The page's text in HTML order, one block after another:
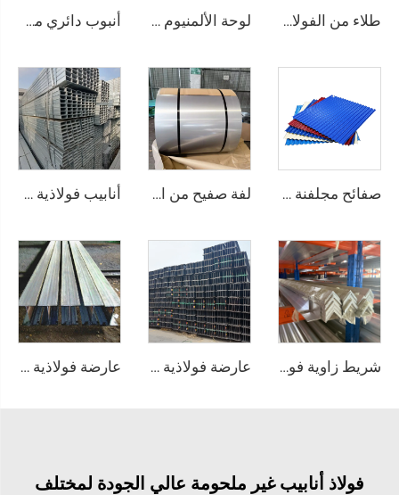
طلاء من الفولاذ الكربوني المطاط الساخن لوحة الألمنيوم المستوية أنبوب دائري من الصلب الكربوني، أنبوب أسود مدرفل على الساخن، ASTM AISI
صفائح مجلفنة مموجة، صفحات تسقيف مطلية بالألوان لفة صفيح من الفولاذ المقاوم للصدأ، لوحة فولاذية من الصلب المقاوم للصدأ أنابيب فولاذية ملحومة مخصصة من الفولاذ المقاوم للصدأ
شريط زاوية فولاذي بملف ألومنيوم عارضة فولاذية من الصلب الكربوني A36 عارضة فولاذية مغلفنة من الصلب A36
فولاذ أنابيب غير ملحومة عالي الجودة لمختلف